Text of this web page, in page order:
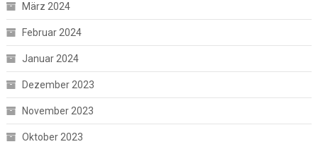
März 2024
Februar 2024
Januar 2024
Dezember 2023
November 2023
Oktober 2023